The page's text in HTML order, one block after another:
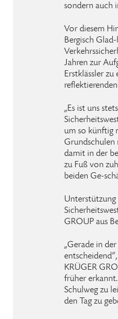
sondern auch
Vor diesem
Bergisch
Jahren zur
Erstklässler
„Es ist uns
um so künftig
Grundschulen
damit in der
zu Fuß von
beiden Ge-
Unterstützung
GROUP aus
„Gerade in
KRÜGER
früher
Schulweg zu
den Tag zu